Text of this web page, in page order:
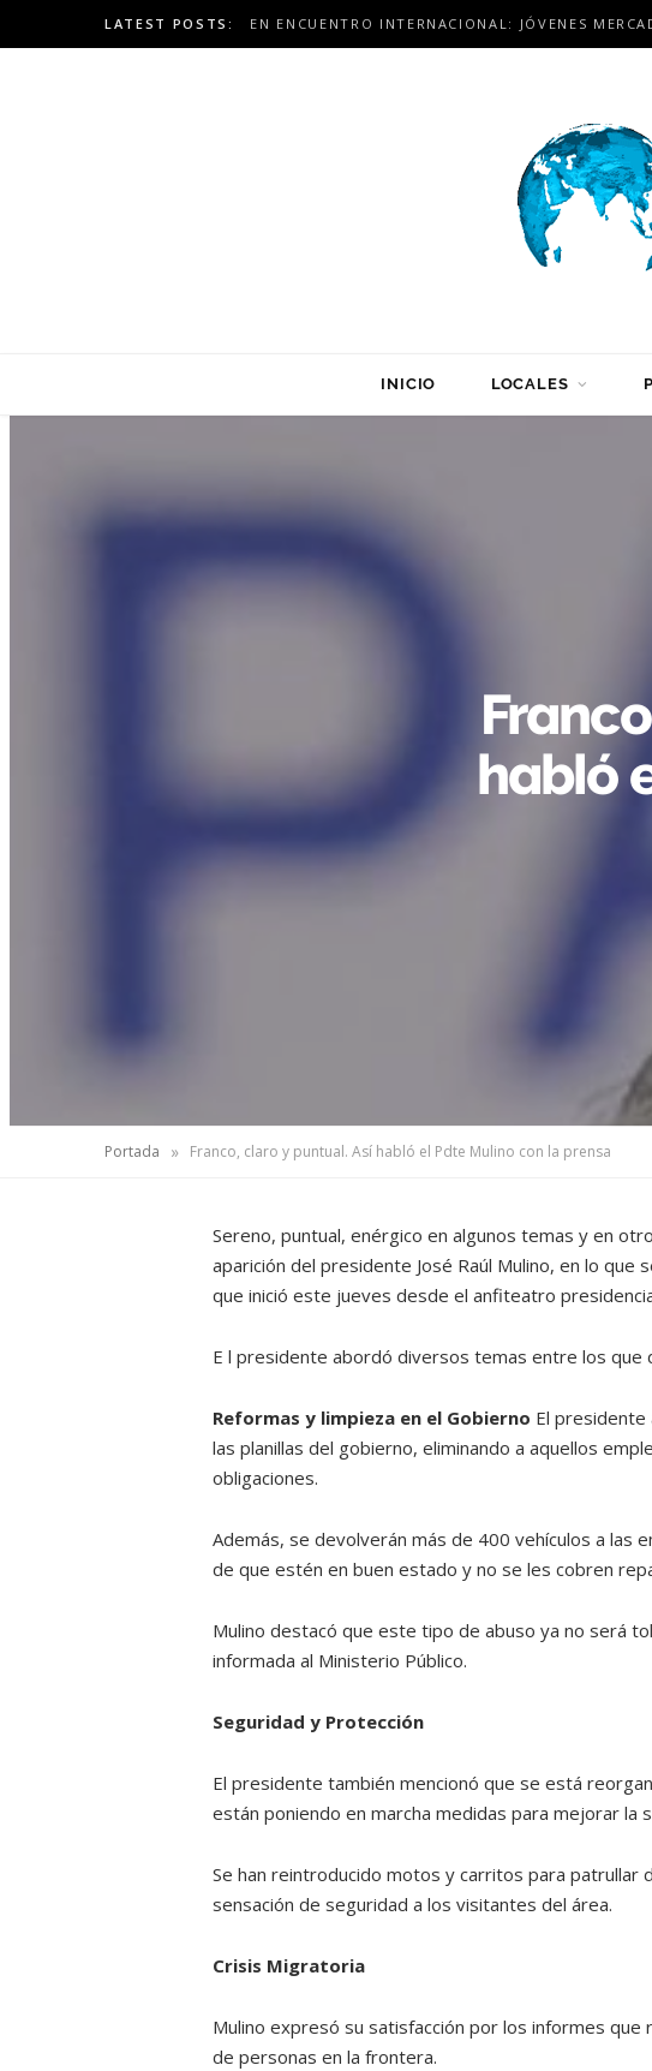
LATEST POSTS:
INICIO LOCALES
habló
Portada » Franco, claro y puntual. Así habló el Pdte Mulino con la prensa
Sereno, puntual, enérgico en algunos temas y en
aparición del presidente José Raúl Mulino, en lo que
que inició este jueves desde el anfiteatro
E l presidente abordó diversos temas entre los que
Reformas y limpieza en el Gobierno El presidente
las planillas del gobierno, eliminando a aquellos
obligaciones.
Además, se devolverán más de 400 vehículos a las
de que estén en buen estado y no se les cobren
Mulino destacó que este tipo de abuso ya no será
informada al Ministerio Público.
Seguridad y Protección
El presidente también mencionó que se está
están poniendo en marcha medidas para mejorar la
Se han reintroducido motos y carritos para patrullar
sensación de seguridad a los visitantes del área.
Crisis Migratoria
Mulino expresó su satisfacción por los informes
de personas en la frontera.